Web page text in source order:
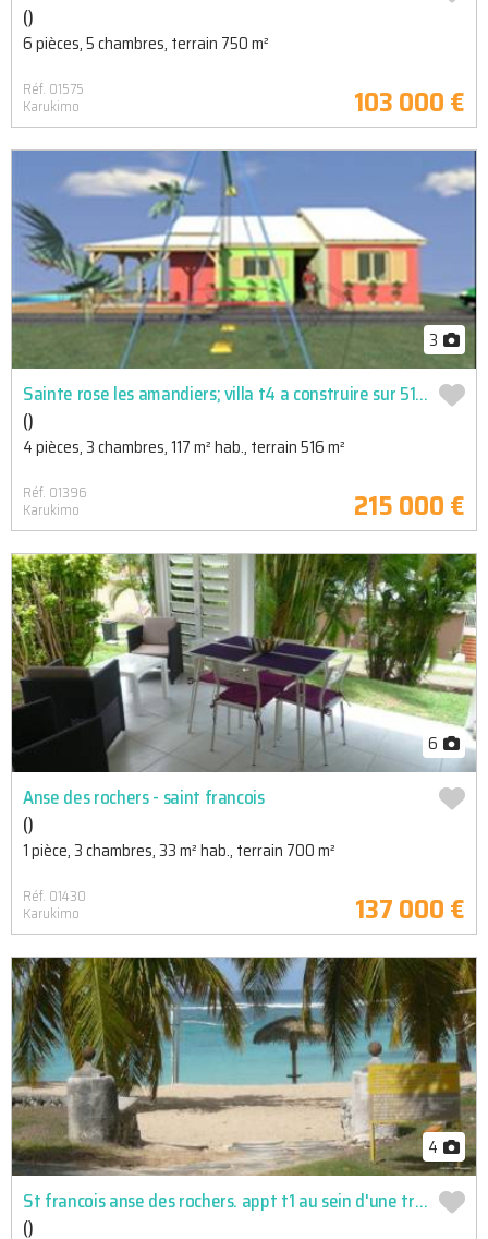
()
6 pièces, 5 chambres, terrain 750 m²
Réf. 01575
Karukimo 103 000 €
3
Sainte rose les amandiers; villa t4 a construire sur 516 m2 de terrain; proche de la plage, du centre ...
()
4 pièces, 3 chambres, 117 m² hab., terrain 516 m²
Réf. 01396
Karukimo 215 000 €
6
Anse des rochers - saint francois
()
1 pièce, 3 chambres, 33 m² hab., terrain 700 m²
Réf. 01430
Karukimo 137 000 €
4
St francois anse des rochers. appt t1 au sein d'une tres belle residence. vaste parc tropical. grande ...
()